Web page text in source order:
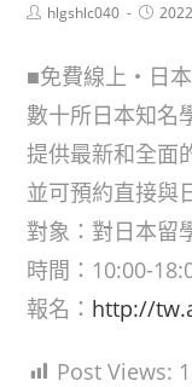
Posthlgshlc040
Post
■免費線上・日
數十所日本知名
提供最新和全面
並可預約直接與
對象：對日本留
時間：10:00-
報名： http://
Post Views: